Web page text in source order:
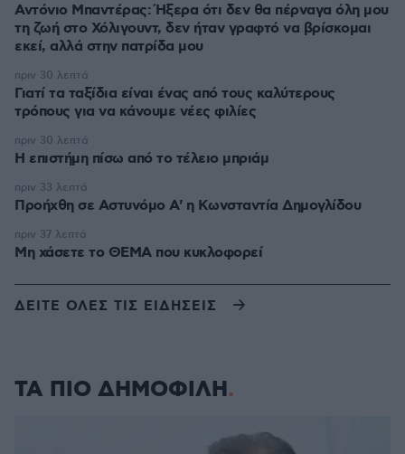
Αντόνιο Μπαντέρας: Ήξερα ότι δεν θα πέρναγα όλη μου
τη ζωή στο Χόλιγουντ, δεν ήταν γραφτό να βρίσκομαι
εκεί, αλλά στην πατρίδα μου
Γιατί τα ταξίδια είναι ένας από τους καλύτερους
τρόπους για να κάνουμε νέες φιλίες
πριν 30 λεπτά
Η επιστήμη πίσω από το τέλειο μπριάμ
πριν 30 λεπτά
Προήχθη σε Αστυνόμο Α' η Κωνσταντία Δημογλίδου
πριν 33 λεπτά
Μη χάσετε το ΘΕΜΑ που κυκλοφορεί
πριν 37 λεπτά
ΔΕΙΤΕ ΟΛΕΣ ΤΙΣ ΕΙΔΗΣΕΙΣ
ΤΑ ΠΙΟ ΔΗΜΟΦΙΛΗ